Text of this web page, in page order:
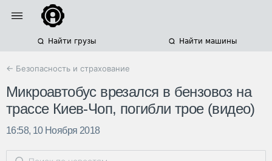
Найти грузы Найти машины
← Безопасность и страхование
Микроавтобус врезался в бензовоз на
трассе Киев-Чоп, погибли трое (видео)
16:58, 10 Ноября 2018